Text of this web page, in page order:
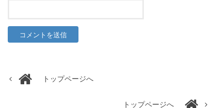
トップページへ
トップページへ